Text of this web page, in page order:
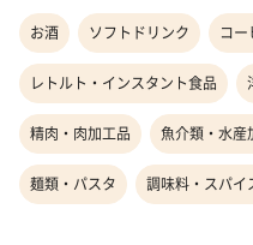
お酒 ソフトドリンク コ
レトルト・インスタント食品
精肉・肉加工品 魚介類・水産
麺類・パスタ 調味料・スパイ